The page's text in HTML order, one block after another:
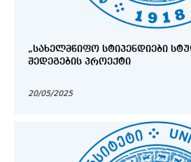
„ᲡᲐᲮᲔᲚᲛᲬᲘᲤᲝ ᲡᲢᲘᲞᲔᲜᲓᲘᲔᲑᲘ
ᲨᲔᲓᲔᲒᲔᲑᲘᲡ ᲞᲠᲝᲔᲥᲢᲘ
20/05/2025